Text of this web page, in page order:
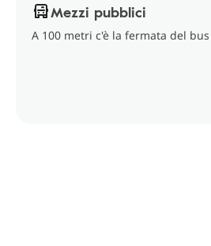
Mezzi pubblici
A 100 metri c'è la fermata del bus